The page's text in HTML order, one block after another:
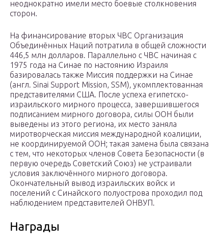
неоднократно имели место боевые столкновения
сторон.
На финансирование вторых ЧВС Организация
Объединённых Наций потратила в общей сложности
446,5 млн долларов. Параллельно с ЧВС начиная с
1975 года на Синае по настоянию Израиля
базировалась также Миссия поддержки на Синае
(англ. Sinai Support Mission, SSM), укомплектованная
представителями США. После успеха египетско-
израильского мирного процесса, завершившегося
подписанием мирного договора, силы ООН были
выведены из этого региона, их место заняла
миротворческая миссия международной коалиции,
не координируемой ООН; такая замена была связана
с тем, что некоторых членов Совета Безопасности (в
первую очередь Советский Союз) не устраивали
условия заключённого мирного договора.
Окончательный вывод израильских войск и
поселений с Синайского полуострова проходил под
наблюдением представителей ОНВУП.
Награды